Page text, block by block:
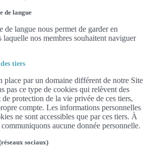
de langue
de langue nous permet de garder en
laquelle nos membres souhaitent naviguer
tiers
place par un domaine différent de notre Site
pas ce type de cookies qui relèvent des
protection de la vie privée de ces tiers,
compte. Les informations personnelles
ne sont accessibles que par ces tiers. À
aucune donnée personnelle.
sociaux)